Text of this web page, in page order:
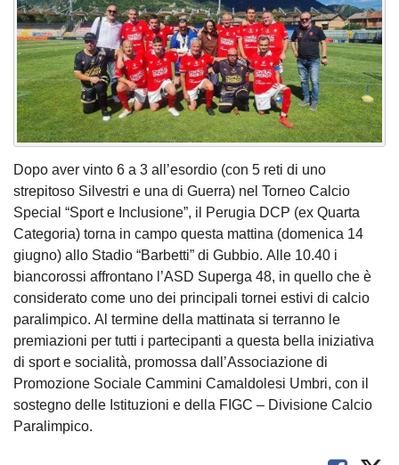
Dopo aver vinto 6 a 3 all’esordio (con 5 reti di uno
strepitoso Silvestri e una di Guerra) nel Torneo Calcio
Special “Sport e Inclusione”, il Perugia DCP (ex Quarta
Categoria) torna in campo questa mattina (domenica 14
giugno) allo Stadio “Barbetti” di Gubbio. Alle 10.40 i
biancorossi affrontano l’ASD Superga 48, in quello che è
considerato come uno dei principali tornei estivi di calcio
paralimpico. Al termine della mattinata si terranno le
premiazioni per tutti i partecipanti a questa bella iniziativa
di sport e socialità, promossa dall’Associazione di
Promozione Sociale Cammini Camaldolesi Umbri, con il
sostegno delle Istituzioni e della FIGC – Divisione Calcio
Paralimpico.